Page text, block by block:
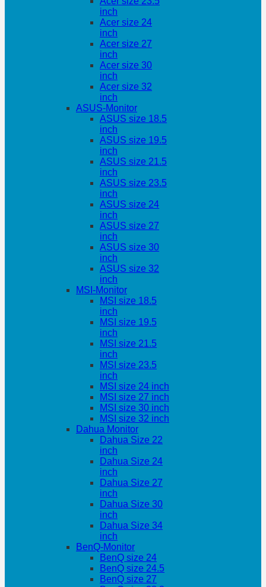
inch
Acer size 24
inch
Acer size 27
inch
Acer size 30
inch
Acer size 32
inch
ASUS-Monitor
ASUS size 18.5
inch
ASUS size 19.5
inch
ASUS size 21.5
inch
ASUS size 23.5
inch
ASUS size 24
inch
ASUS size 27
inch
ASUS size 30
inch
ASUS size 32
inch
MSI-Monitor
MSI size 18.5
inch
MSI size 19.5
inch
MSI size 21.5
inch
MSI size 23.5
inch
MSI size 24 inch
MSI size 27 inch
MSI size 30 inch
MSI size 32 inch
Dahua Monitor
Dahua Size 22
inch
Dahua Size 24
inch
Dahua Size 27
inch
Dahua Size 30
inch
Dahua Size 34
inch
BenQ-Monitor
BenQ size 24
BenQ size 24.5
BenQ size 27